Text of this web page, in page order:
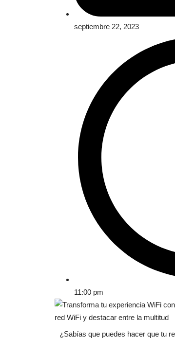
septiembre 22, 2023
11:00 pm
¿Sabías que puedes hacer que tu